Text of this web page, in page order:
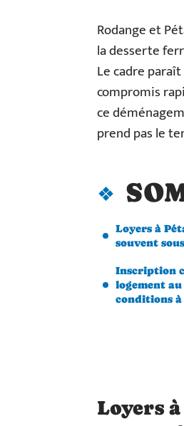
Rodange et
la desserte
Le cadre
compromis
ce
prend pas le
Loyers à
souvent
Inscription
logement
conditions
Loyers